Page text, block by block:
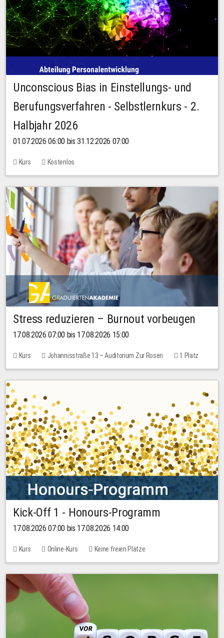
Unconscious Bias in Einstellungs- und
Berufungsverfahren - Selbstlernkurs - 2.
Halbjahr 2026
01.07.2026 06:00 bis 31.12.2026 07:00
Kurs Kostenlos
Stress reduzieren – Burnout vorbeugen
17.08.2026 07:00 bis 17.08.2026 15:00
Kurs Johannisstraße 13 – Auditorium Zur Rosen
1 Platz
10,00 EUR
Kick-Off 1 - Honours-Programm
17.08.2026 07:00 bis 17.08.2026 14:00
Kurs Online-Kurs Keine freien Plätze